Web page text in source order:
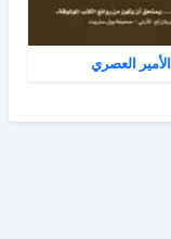
الأمير العصري